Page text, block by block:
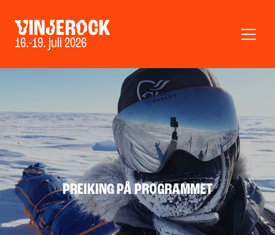
16.-19. juli 2026
PREIKING PÅ PROGRAMMET